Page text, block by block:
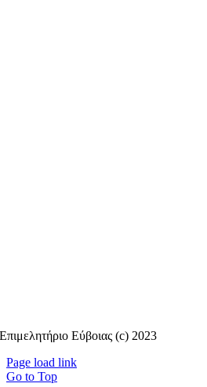
Επιμελητήριο Εύβοιας (c) 2023
Page load link
Go to Top